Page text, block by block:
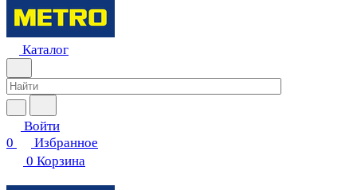
Каталог
Войти
0
Избранное
0 Корзина